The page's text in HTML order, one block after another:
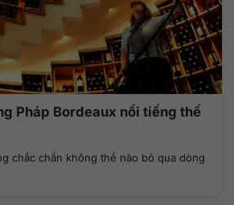
Pháp Bordeaux nổi tiếng thế
chắc chắn không thể nào bỏ qua dòng